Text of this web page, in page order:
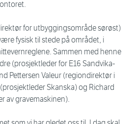
for utbyggingsområde sørøst)
fysisk til stede på området, i
Sammen med henne
(prosjektleder for E16 Sandvika-
Pettersen Valeur (regiondirektør i
Skanska) og Richard
av gravemaskinen).